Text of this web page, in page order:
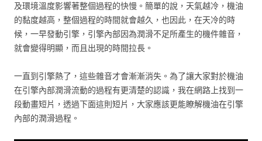
及環境溫度影響著整個過程的快慢。簡單的說，天氣越冷，機油
的黏度越高，整個過程的時間就會越久，也因此，在天冷的時
候，一早發動引擎，引擎內部因為潤滑不足所產生的機件雜音，
就會變得明顯，而且出現的時間拉長。
一直到引擎熱了，這些雜音才會漸漸消失。為了讓大家對於機油
在引擎內部潤滑流動的過程有更清楚的認識，我在網路上找到一
段動畫短片，透過下面這則短片，大家應該更能瞭解機油在引擎
內部的潤滑過程。